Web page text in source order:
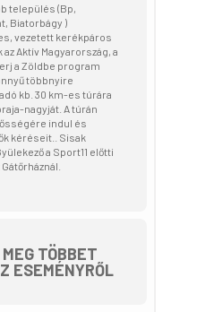
település (Bp,
Biatorbágy )
vezetett kerékpáros
Aktív Magyarország, a
a Zöldbe program
többnyire
kb. 30 km-es túrára
nagyját. A túrán
indul és
kéréseit.. Sisak
a Sport11 előtti
TÖBBET
ESEMÉNYRŐL